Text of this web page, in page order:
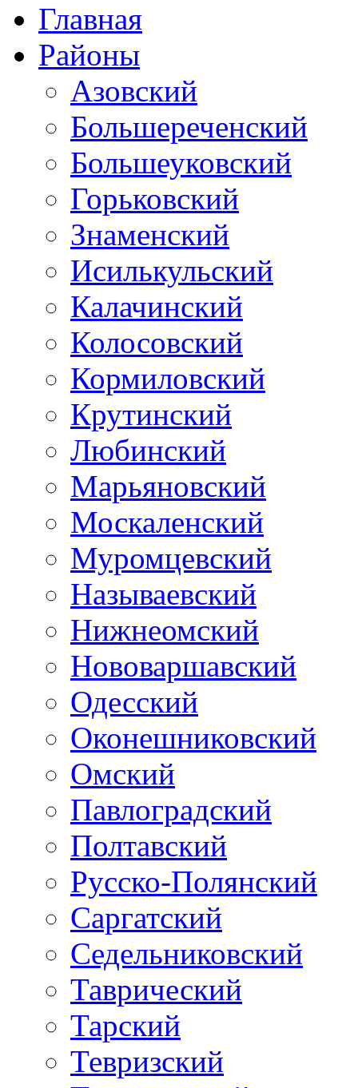
Главная
Районы
Азовский
Большереченский
Большеуковский
Горьковский
Знаменский
Исилькульский
Калачинский
Колосовский
Кормиловский
Крутинский
Любинский
Марьяновский
Москаленский
Муромцевский
Называевский
Нижнеомский
Нововаршавский
Одесский
Оконешниковский
Омский
Павлоградский
Полтавский
Русско-Полянский
Саргатский
Седельниковский
Таврический
Тарский
Тевризский